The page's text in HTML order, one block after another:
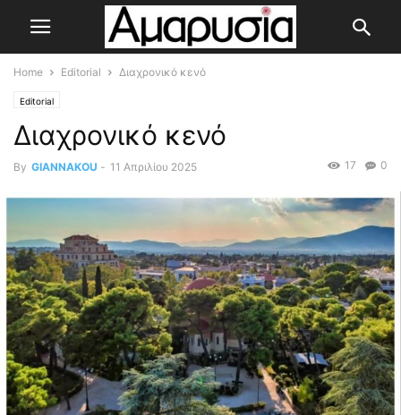
Home Editorial Διαχρονικό κενό
Editorial
Διαχρονικό κενό
By GIANNAKOU - 11 Απριλίου 2025 0
17